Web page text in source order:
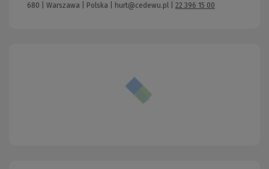
680 | Warszawa | Polska | hurt@cedewu.pl 22 396 15 00